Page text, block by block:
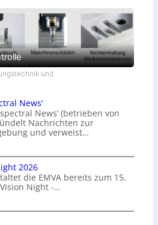
und
News‘
News‘ (betrieben von
Nachrichten zur
und verweist…
2026
die EMVA bereits zum 15.
Night -…